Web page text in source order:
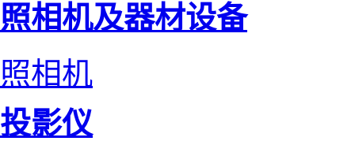
照相机及器材设备
照相机
投影仪